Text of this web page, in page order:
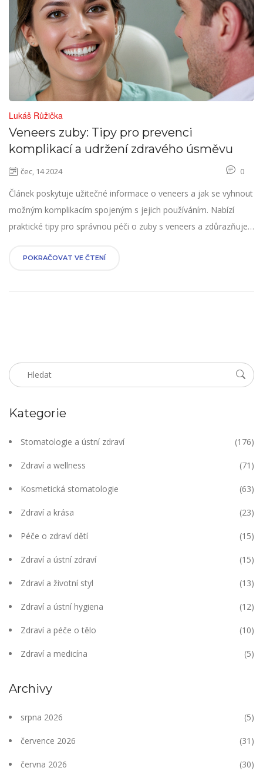
Lukáš Růžička
Veneers zuby: Tipy pro prevenci
komplikací a udržení zdravého úsměvu
čec, 14 2024 0
Článek poskytuje užitečné informace o veneers a jak se vyhnout
možným komplikacím spojeným s jejich používáním. Nabízí
praktické tipy pro správnou péči o zuby s veneers a zdůrazňuje
tohoto dentálního zákroku. Článek se zaměřuje na zdraví
POKRAČOVAT VE ČTENÍ
Kategorie
Stomatologie a ústní zdraví (176)
Zdraví a wellness (71)
Kosmetická stomatologie (63)
Zdraví a krása (23)
Péče o zdraví dětí (15)
Zdraví a ústní zdraví (15)
Zdraví a životní styl (13)
Zdraví a ústní hygiena (12)
Zdraví a péče o tělo (10)
Zdraví a medicína (5)
Archivy
srpna 2026 (5)
července 2026 (31)
června 2026 (30)